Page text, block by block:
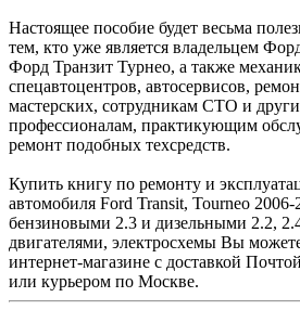
Настоящее пособие будет весьма
тем, кто уже является владельцем
Форд Транзит Турнео, а также
спецавтоцентров, автосервисов,
мастерских, сотрудникам СТО и
профессионалам, практикующим
ремонт подобных техсредств.
Купить книгу по ремонту и
автомобиля Ford Transit, Tourneo 2006-
бензиновыми 2.3 и дизельными 2.2,
двигателями, электросхемы Вы
интернет-магазине с доставкой
или курьером по Москве.